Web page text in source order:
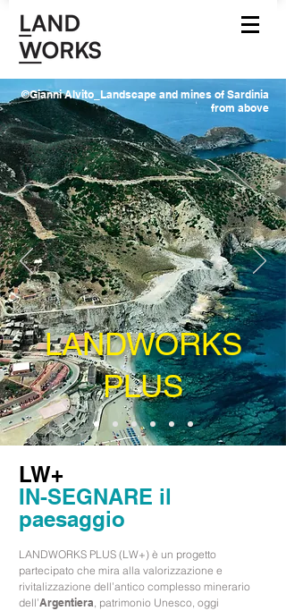
©Gianni Alvito_Landscape and mines of Sardinia
from above
LANDWORKS
PLUS
LW+
IN-SEGNARE il
paesaggio
LANDWORKS PLUS (LW+) è un progetto
partecipato che mira alla valorizzazione e
rivitalizzazione dell’antico complesso minerario
dell’Argentiera, patrimonio Unesco, oggi